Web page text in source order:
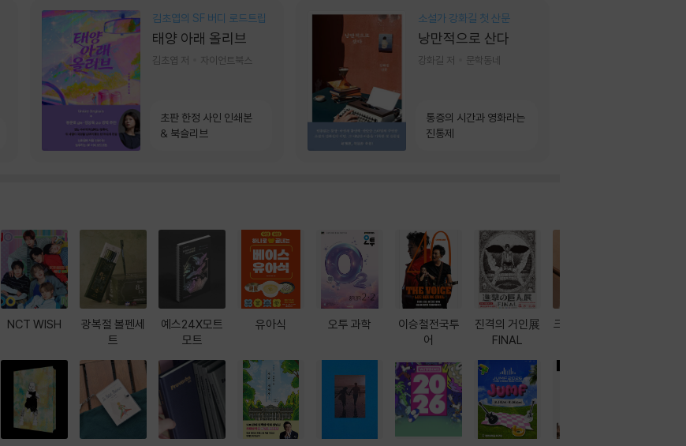
김초엽의 SF 버디 로드트립
태양 아래 올리브
김초엽 저 자이언트북스
초판 한정 사인 인쇄본
& 북슬리브
소설가 강화길 첫 산문
낭만적으로 산다
강화길 저 문학동네
통증의 시간과 영화라는
진통제
NCT WISH
광복절 볼펜세
트
예스24X모트
모트
유아식 오투 과학
이승철전국투
어
진격의 거인展
FINAL
크레마 이북 리